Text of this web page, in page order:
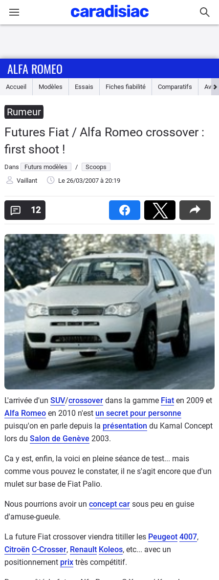
Accueil
Essais
Guide
d'achat
Electriques
Utilitaires
Auto
Services
Forum
Moto
Marques
ALFA ROMEO
Accueil Modèles Essais Fiches fiabilité Comparatifs Avis
Rumeur
Futures Fiat / Alfa Romeo crossover :
first shoot !
Dans Futurs modèles /
Scoops
Vaillant
Le 26/03/2007 à 20:19
12
L'arrivée d'un SUV/crossover dans la gamme Fiat en 2009 et
Alfa Romeo en 2010 n'est un secret pour personne
puisqu'on en parle depuis la présentation du Kamal Concept
lors du Salon de Genève 2003.
Ca y est, enfin, la voici en pleine séance de test... mais
comme vous pouvez le constater, il ne s'agit encore que d'un
mulet sur base de Fiat Palio.
Nous pourrions avoir un concept car sous peu en guise
d'amuse-gueule.
La future Fiat crossover viendra titiller les Peugeot 4007,
Citroën C-Crosser, Renault Koleos, etc... avec un
positionnement prix très compétitif.